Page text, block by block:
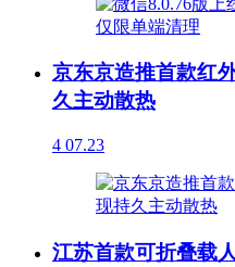
京东京造推首款红
久主动散热
4 07.23
江苏首款可折叠载